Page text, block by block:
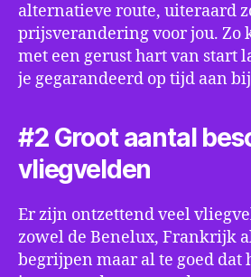
alternatieve route, uiteraard
prijsverandering voor jou. Zo
met een gerust hart van start
je gegarandeerd op tijd aan
#2 Groot aantal
vliegvelden
Er zijn ontzettend veel
zowel de Benelux, Frankrijk
begrijpen maar al te goed dat